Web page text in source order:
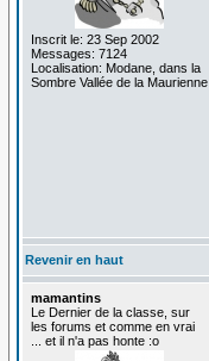
Inscrit le: 23 Sep 2002
Messages: 7124
Localisation: Modane, dans la
Sombre Vallée de la Maurienne
Revenir en haut
mamantins
Le Dernier de la classe, sur
les forums et comme en vrai
... et il n'a pas honte :o